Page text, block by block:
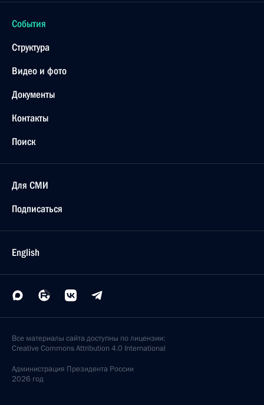
События
Структура
Видео и фото
Документы
Контакты
Поиск
Для СМИ
Подписаться
English
Все материалы сайта доступны по лицензии:
Creative Commons Attribution 4.0 International
Администрация Президента России
2026 год